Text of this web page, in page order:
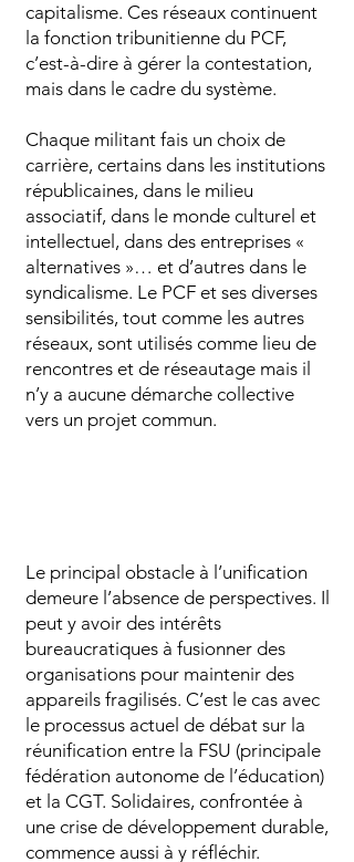
capitalisme. Ces réseaux continuent
la fonction tribunitienne du PCF,
c’est-à-dire à gérer la contestation,
mais dans le cadre du système.
Chaque militant fais un choix de
carrière, certains dans les institutions
républicaines, dans le milieu
associatif, dans le monde culturel et
intellectuel, dans des entreprises «
alternatives »… et d’autres dans le
syndicalisme. Le PCF et ses diverses
sensibilités, tout comme les autres
réseaux, sont utilisés comme lieu de
rencontres et de réseautage mais il
n’y a aucune démarche collective
vers un projet commun.
Le principal obstacle à l’unification
demeure l’absence de perspectives. Il
peut y avoir des intérêts
bureaucratiques à fusionner des
organisations pour maintenir des
appareils fragilisés. C’est le cas avec
le processus actuel de débat sur la
réunification entre la FSU (principale
fédération autonome de l’éducation)
et la CGT. Solidaires, confrontée à
une crise de développement durable,
commence aussi à y réfléchir.